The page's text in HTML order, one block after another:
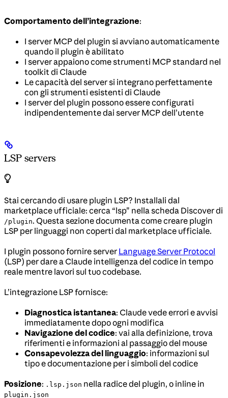
Comportamento dell’integrazione:
I server MCP del plugin si avviano automaticamente
quando il plugin è abilitato
I server appaiono come strumenti MCP standard nel
toolkit di Claude
Le capacità del server si integrano perfettamente
con gli strumenti esistenti di Claude
I server del plugin possono essere configurati
indipendentemente dai server MCP dell’utente
LSP servers
Stai cercando di usare plugin LSP? Installali dal
marketplace ufficiale: cerca “lsp” nella scheda Discover di
/plugin. Questa sezione documenta come creare plugin
LSP per linguaggi non coperti dal marketplace ufficiale.
I plugin possono fornire server Language Server Protocol
(LSP) per dare a Claude intelligenza del codice in tempo
reale mentre lavori sul tuo codebase.
L’integrazione LSP fornisce:
Diagnostica istantanea: Claude vede errori e avvisi
immediatamente dopo ogni modifica
Navigazione del codice: vai alla definizione, trova
riferimenti e informazioni al passaggio del mouse
Consapevolezza del linguaggio: informazioni sul
tipo e documentazione per i simboli del codice
Posizione: .lsp.json nella radice del plugin, o inline in
plugin.json